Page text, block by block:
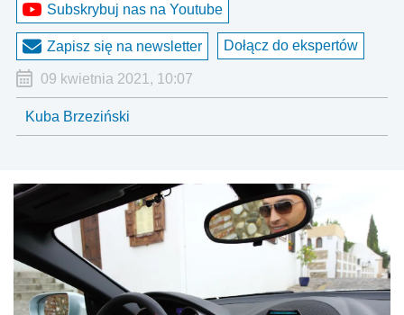
Subskrybuj nas na Youtube
Zapisz się na newsletter Dołącz do ekspertów
09 kwietnia 2021, 10:07
Kuba Brzeziński